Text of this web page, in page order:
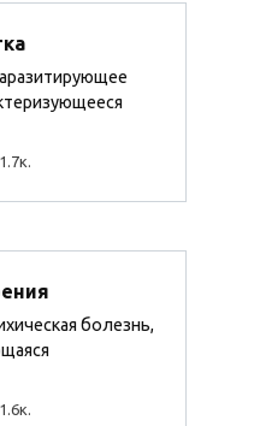
1.7к.
болезнь,
1.6к.